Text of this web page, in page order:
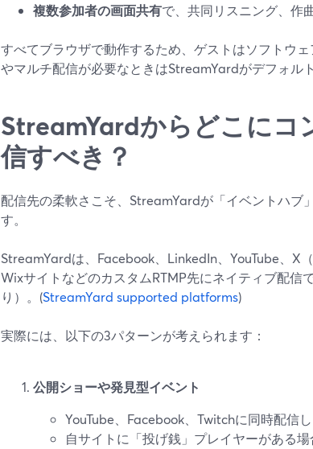
複数参加者の画面共有で、共同リスニング、作
すべてブラウザで動作するため、ゲストはソフトウ
やマルチ配信が必要なときはStreamYardがデフォル
StreamYardからどこにコ
信すべき？
配信先の柔軟さこそ、StreamYardが「イベントハブ
す。
StreamYardは、Facebook、LinkedIn、YouTube、X
WixサイトなどのカスタムRTMP先にネイティブ配信
り）。(StreamYard supported platforms)
実際には、以下の3パターンが考えられます：
公開ショーや発見型イベント
YouTube、Facebook、Twitchに同時配信し
自サイトに「投げ銭」プレイヤーがある場